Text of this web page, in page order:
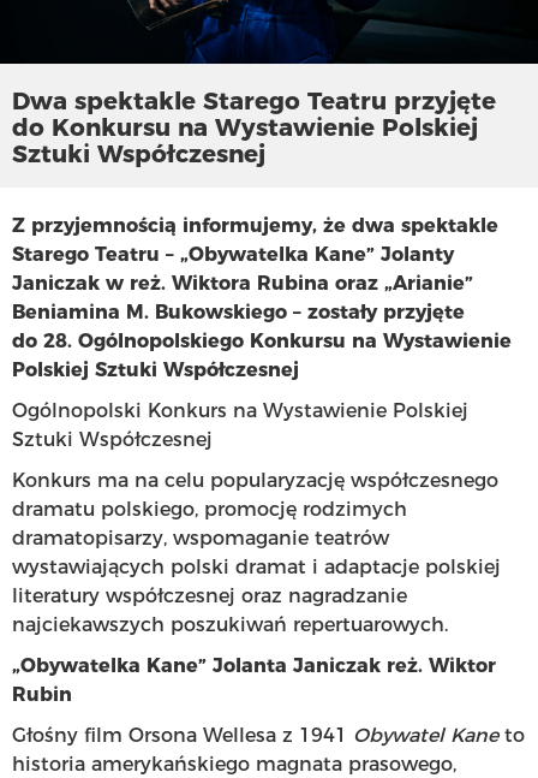
Dwa spektakle Starego Teatru przyjęte
do Konkursu na Wystawienie Polskiej
Sztuki Współczesnej
Z przyjemnością informujemy, że dwa spektakle
Starego Teatru – „Obywatelka Kane” Jolanty
Janiczak w reż. Wiktora Rubina oraz „Arianie”
Beniamina M. Bukowskiego – zostały przyjęte
do 28. Ogólnopolskiego Konkursu na Wystawienie
Polskiej Sztuki Współczesnej
Ogólnopolski Konkurs na Wystawienie Polskiej
Sztuki Współczesnej
Konkurs ma na celu popularyzację współczesnego
dramatu polskiego, promocję rodzimych
dramatopisarzy, wspomaganie teatrów
wystawiających polski dramat i adaptacje polskiej
literatury współczesnej oraz nagradzanie
najciekawszych poszukiwań repertuarowych.
„Obywatelka Kane” Jolanta Janiczak reż. Wiktor
Rubin
Głośny film Orsona Wellesa z 1941
Obywatel Kane to
historia amerykańskiego magnata prasowego,